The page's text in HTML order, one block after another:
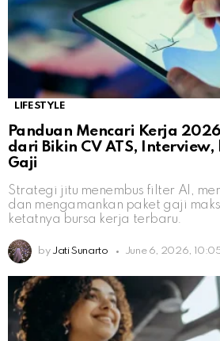
LIFESTYLE
Panduan Mencari Kerja
dari Bikin CV ATS,
Gaji
Strategi jitu menembus filter AI,
dan mengamankan paket gaji
ketatnya bursa kerja terbaru.
by Jati Sunarto June 6, 2026,